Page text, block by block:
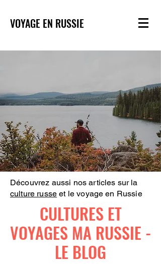
VOYAGE EN RUSSIE
Découvrez aussi nos articles sur la
culture russe et le voyage en Russie
CULTURES ET
VOYAGES MA RUSSIE -
LE BLOG